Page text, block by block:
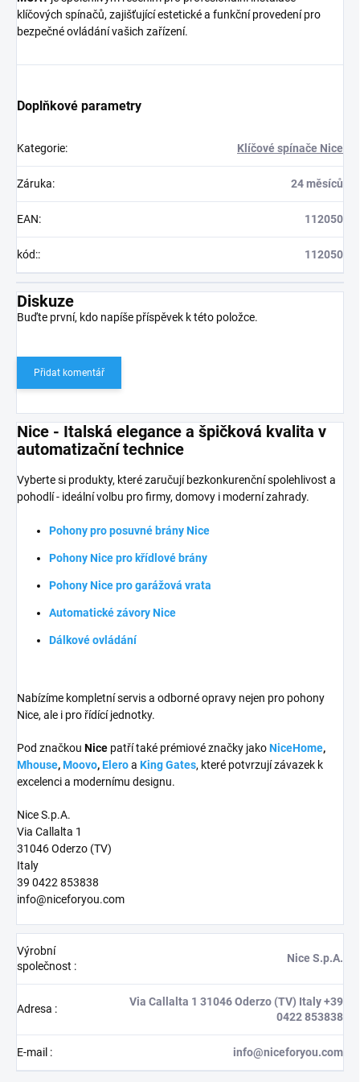
klíčových spínačů, zajišťující estetické a funkční provedení pro
bezpečné ovládání vašich zařízení.
Doplňkové parametry
Kategorie: Klíčové spínače Nice
Záruka: 24 měsíců
EAN: 112050
kód:: 112050
Diskuze
Buďte první, kdo napíše příspěvek k této položce.
Přidat komentář
Nice - Italská elegance a špičková kvalita v
automatizační technice
Vyberte si produkty, které zaručují bezkonkurenční spolehlivost a
pohodlí - ideální volbu pro firmy, domovy i moderní zahrady.
Pohony pro posuvné brány Nice
Pohony Nice pro křídlové brány
Pohony Nice pro garážová vrata
Automatické závory Nice
Dálkové ovládání
Nabízíme kompletní servis a odborné opravy nejen pro pohony
Nice, ale i pro řídící jednotky.
Pod značkou Nice patří také prémiové značky jakoNiceHome,
Mhouse,Moovo,Eleroa King Gates, které potvrzují závazek k
excelenci a modernímu designu.
Nice S.p.A.
Via Callalta 1
31046 Oderzo (TV)
Italy
39 0422 853838
info@niceforyou.com
Výrobní
společnost :
Nice S.p.A.
Adresa :
Via Callalta 1 31046 Oderzo (TV) Italy +39
0422 853838
E-mail : info@niceforyou.com